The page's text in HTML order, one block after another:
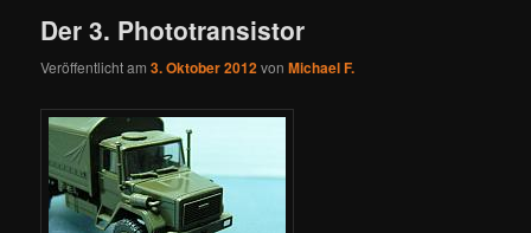
Der 3. Phototransistor
Veröffentlicht am3. Oktober 2012 vonMichael F.